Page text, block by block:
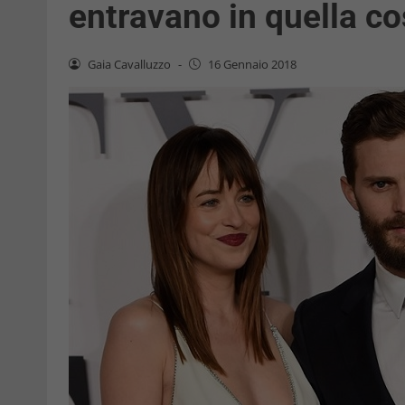
entravano in quella
Gaia Cavalluzzo - 16 Gennaio 2018